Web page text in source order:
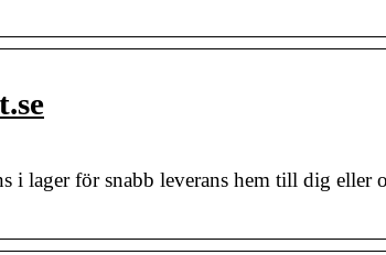
i lager för snabb leverans hem till dig eller